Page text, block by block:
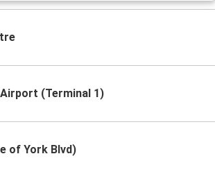
(Terminal 1)
of York Blvd)